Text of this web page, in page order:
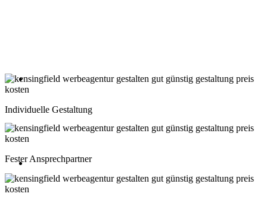
Beratung oder Rückruf anfordern
Schweiz: 043 508 66 63
Montag-Freitag 10:00-18:00 Uhr
Beratung oder Rückruf anfordern
Individuelle Gestaltung
Fester Ansprechpartner